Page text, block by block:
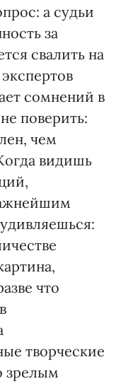
а судьи
за
свалить на
сомнений в
поверить:
чем
видишь
что
творческие
зрелым